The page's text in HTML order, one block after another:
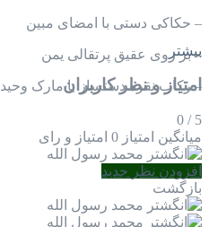
– حکاکی دستی با امضای مبین
– بر روی عقیق پرتقالی یمن
– رکاب نقره دستساز با مارک وحید
بیشتر
امتیاز و نظر کاربران
5
/
0
میانگین امتیاز 0 امتیاز و رای
افزودن نظر جدید
بازگشت